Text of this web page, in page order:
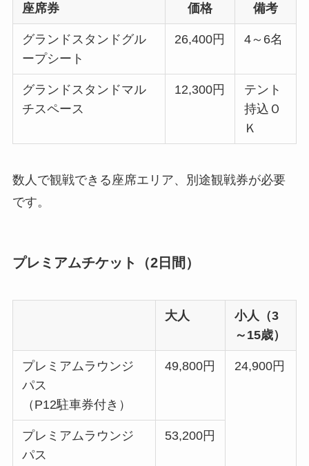
座席券 価格 備考
グランドスタンドグル
ープシート
26,400円 4～6名
グランドスタンドマル
チスペース
12,300円
テント
持込Ｏ
Ｋ
数人で観戦できる座席エリア、別途観戦券が必要
です。
プレミアムチケット（2日間）
大人
小人（3
～15歳）
プレミアムラウンジ
パス
（P12駐車券付き）
49,800円 24,900円
プレミアムラウンジ
パス
53,200円